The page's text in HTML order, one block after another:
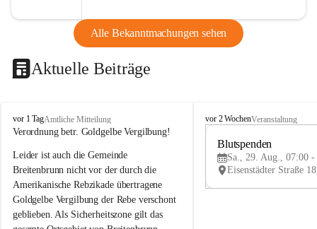
Alle Bekanntmachungen sehen
Aktuelle Beiträge
B
r
i
t
e
n
b
r
vor 1 TagAmtliche Mitteilung
Verordnung betr. Goldgelbe Vergilbung!
Leider ist auch die Gemeinde
Breitenbrunn nicht vor der durch die
Amerikanische Rebzikade übertragene
Goldgelbe Vergilbung der Rebe verschont
geblieben. Als Sicherheitszone gilt das
B
e
vor 2 WochenVeranstaltung
Blutspenden
Sa., 29. Aug., 07:00 -